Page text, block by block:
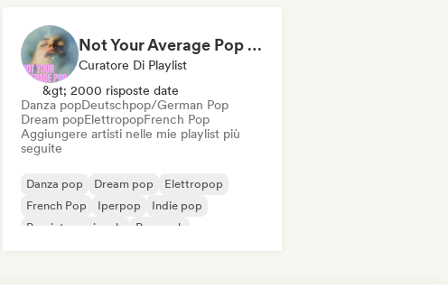
Not Your Average Pop 🛸 Art Pop, Alt-Pop & Indie Pop
Curatore Di Playlist
&gt; 2000 risposte date
Danza popDeutschpop/German Pop
Dream popElettropopFrench Pop
Aggiungere artisti nelle mie playlist più
seguite
Danza pop Dream pop
Elettropop
French Pop
Iperpop
Indie pop
Pop internazionale
Pop rock